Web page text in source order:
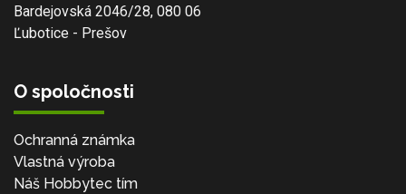
Bardejovská 2046/28, 080 06
Ľubotice - Prešov
O spoločnosti
Ochranná známka
Vlastná výroba
Náš Hobbytec tím